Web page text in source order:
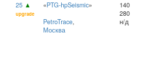
25 ▲
upgrade
«PTG-hpSeismic»
PetroTrace,
Москва
140
280
н/д